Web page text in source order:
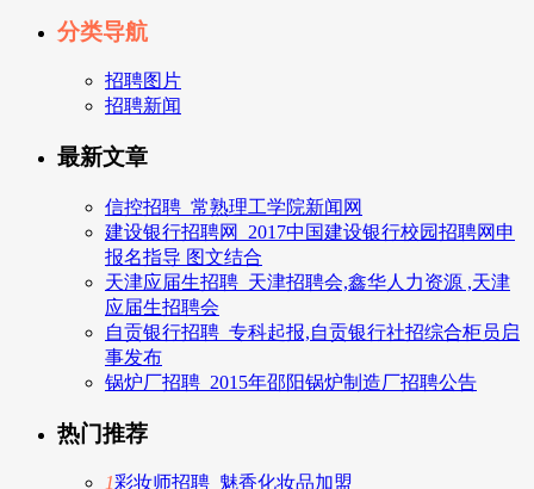
分类导航
招聘图片
招聘新闻
最新文章
信控招聘_常熟理工学院新闻网
建设银行招聘网_2017中国建设银行校园招聘网申
报名指导 图文结合
天津应届生招聘_天津招聘会,鑫华人力资源 ,天津
应届生招聘会
自贡银行招聘_专科起报,自贡银行社招综合柜员启
事发布
锅炉厂招聘_2015年邵阳锅炉制造厂招聘公告
热门推荐
1彩妆师招聘_魅香化妆品加盟